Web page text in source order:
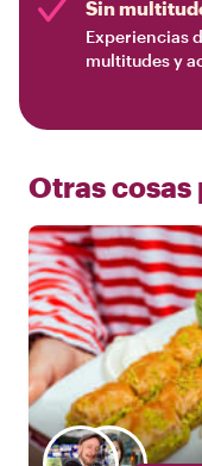
Sin
Experiencias
multitudes y
Otras cosas